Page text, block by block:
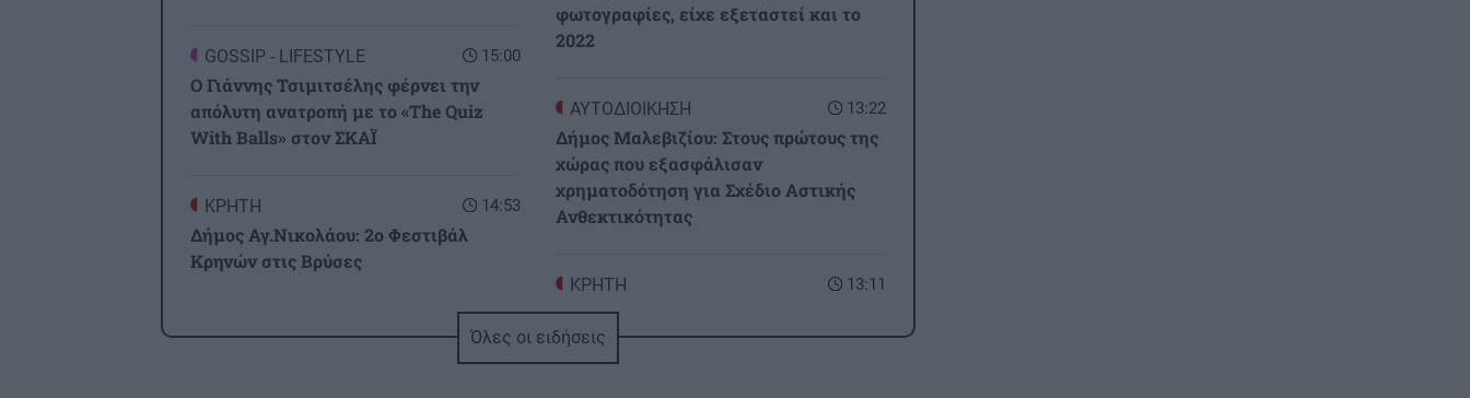
15:00
GOSSIP - LIFESTYLE
Ο Γιάννης Τσιμιτσέλης φέρνει την
απόλυτη ανατροπή με το «The Quiz
With Balls» στον ΣΚΑΪ
14:53
ΚΡΗΤΗ
Δήμος Αγ.Νικολάου: 2ο Φεστιβάλ
Κρηνών στις Βρύσες
14:44
Ο «χάρτης» των πληρωμών από e-
φωτογραφίες, είχε εξεταστεί και το
2022
13:22
ΑΥΤΟΔΙΟΙΚΗΣΗ
Δήμος Μαλεβιζίου: Στους πρώτους της
χώρας που εξασφάλισαν
χρηματοδότηση για Σχέδιο Αστικής
Ανθεκτικότητας
13:11
ΚΡΗΤΗ
Γαύδος: Επιχείρηση διάσωσης για
31χρονη γυναίκα
Όλες οι ειδήσεις